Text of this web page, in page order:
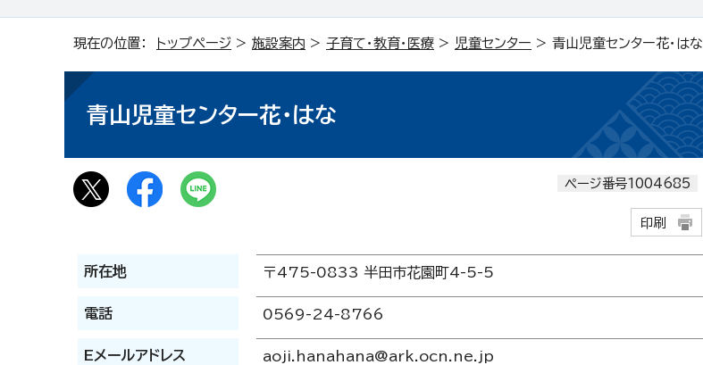
現在の位置： トップページ > 施設案内 > 子育て・教育・医療 > 児童センター > 青山児童センター花・はな
青山児童センター花・はな
ページ番号1004685
印刷
所在地 〒475-0833 半田市花園町4-5-5
電話 0569-24-8766
Eメールアドレス aoji.hanahana@ark.ocn.ne.jp